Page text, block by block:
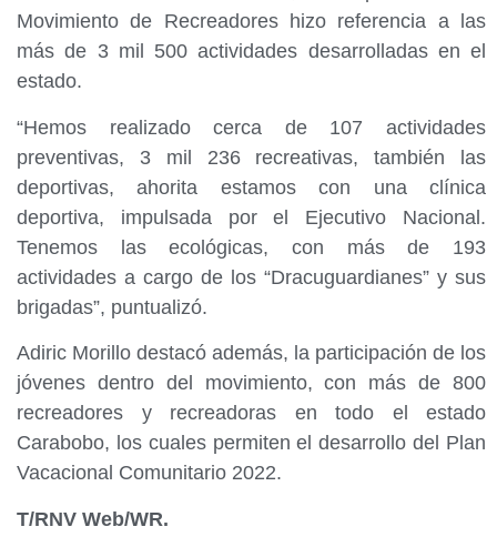
Movimiento de Recreadores hizo referencia a las
más de 3 mil 500 actividades desarrolladas en el
estado.
“Hemos realizado cerca de 107 actividades
preventivas, 3 mil 236 recreativas, también las
deportivas, ahorita estamos con una clínica
deportiva, impulsada por el Ejecutivo Nacional.
Tenemos las ecológicas, con más de 193
actividades a cargo de los “Dracuguardianes” y sus
brigadas”, puntualizó.
Adiric Morillo destacó además, la participación de los
jóvenes dentro del movimiento, con más de 800
recreadores y recreadoras en todo el estado
Carabobo, los cuales permiten el desarrollo del Plan
Vacacional Comunitario 2022.
T/RNV Web/WR.